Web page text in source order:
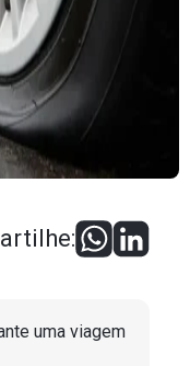
uma viagem